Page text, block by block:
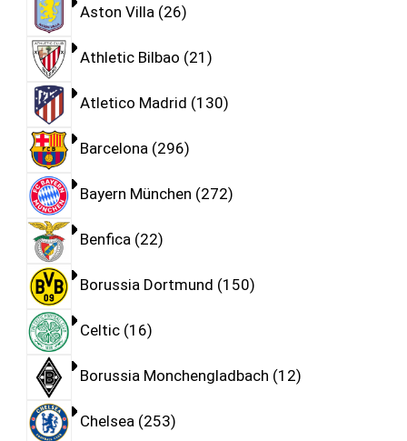
Aston Villa 26
Athletic Bilbao 21
Atletico Madrid 130
Barcelona 296
Bayern München 272
Benfica 22
Borussia Dortmund 150
Celtic 16
Borussia Monchengladbach 12
Chelsea 253